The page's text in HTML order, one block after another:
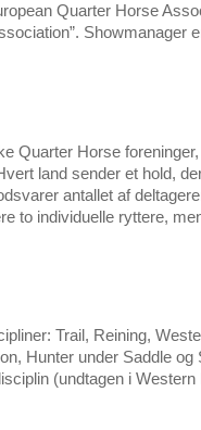
Quarter Horse
Showmanager
Quarter Horse
land sender et hold,
antallet af
to individuelle ryttere,
Trail, Reining,
Hunter under Saddle
(undtagen i